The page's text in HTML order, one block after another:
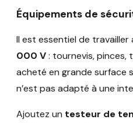
Équipements de
Il est essentiel de travailler
000 V: tournevis, pinces,
acheté en grande surface
n’est pas adapté à une
Ajoutez un testeur de